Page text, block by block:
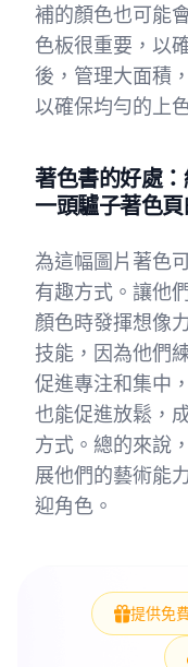
補的顏色也可能
色板很重要，以
後，管理大面積
以確保均勻的上
著色書的好處
一頭驢子著色
為這幅圖片著色
有趣方式。讓他
顏色時發揮想像
技能，因為他們
促進專注和集中
也能促進放鬆，
方式。總的來說
展他們的藝術能
迎角色。
提供免